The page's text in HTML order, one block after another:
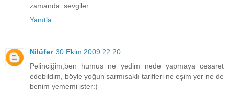
zamanda..sevgiler.
Yanıtla
Nilüfer 30 Ekim 2009 22:20
Pelinciğim,ben humus ne yedim nede yapmaya cesaret
edebildim, böyle yoğun sarmısaklı tarifleri ne eşim yer ne de
benim yememi ister:)